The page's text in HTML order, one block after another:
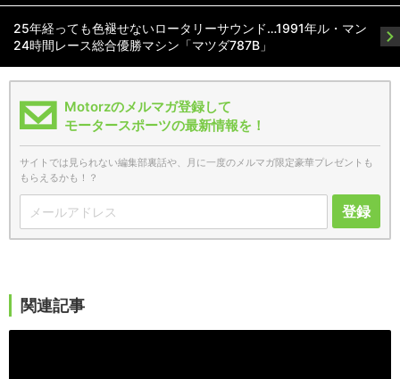
25年経っても色褪せないロータリーサウンド…1991年ル・マン
24時間レース総合優勝マシン「マツダ787B」
Motorzのメルマガ登録して
モータースポーツの最新情報を！
サイトでは見られない編集部裏話や、月に一度のメルマガ限定豪華プレゼントも
もらえるかも！？
登録
関連記事